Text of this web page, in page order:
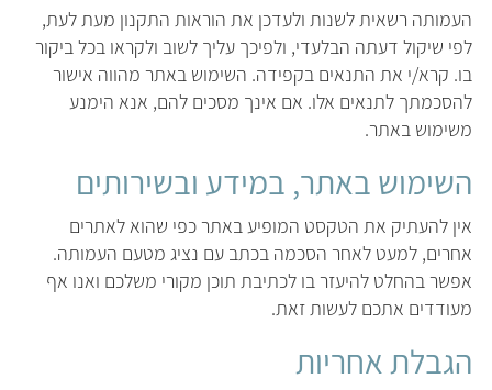
העמותה רשאית לשנות ולעדכן את הוראות התקנון מעת לעת,
לפי שיקול דעתה הבלעדי, ולפיכך עליך לשוב ולקראו בכל ביקור
בו. קרא/י את התנאים בקפידה. השימוש באתר מהווה אישור
להסכמתך לתנאים אלו. אם אינך מסכים להם, אנא הימנע
משימוש באתר.
השימוש באתר, במידע ובשירותים
אין להעתיק את הטקסט המופיע באתר כפי שהוא לאתרים
אחרים, למעט לאחר הסכמה בכתב עם נציג מטעם העמותה.
אפשר בהחלט להיעזר בו לכתיבת תוכן מקורי משלכם ואנו אף
מעודדים אתכם לעשות זאת.
הגבלת אחריות